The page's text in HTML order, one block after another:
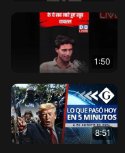
1:50
8:51